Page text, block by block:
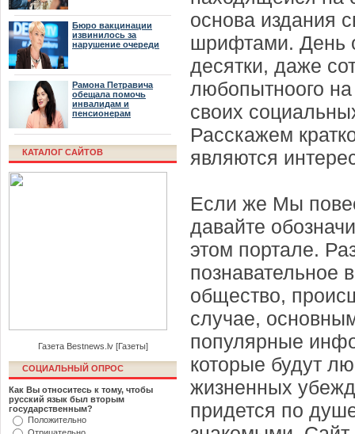
Бюро вакцинации
извинилось за
нарушение очереди
Рамона Петравича
обещала помочь
инвалидам и
пенсионерам
КАТАЛОГ САЙТОВ
Газета Bestnews.lv [Газеты]
СОЦИАЛЬНЫЙ ОПРОС
Как Вы относитесь к тому, чтобы
русский язык был вторым
государственным?
Положительно
основа издания
шрифтами. День
десятки, даже
любопытноого на
своих
Расскажем
являются
Если же Мы
давайте
этом портале.
познавательное
общество,
случае,
популярные
которые будут
жизненных
придется по